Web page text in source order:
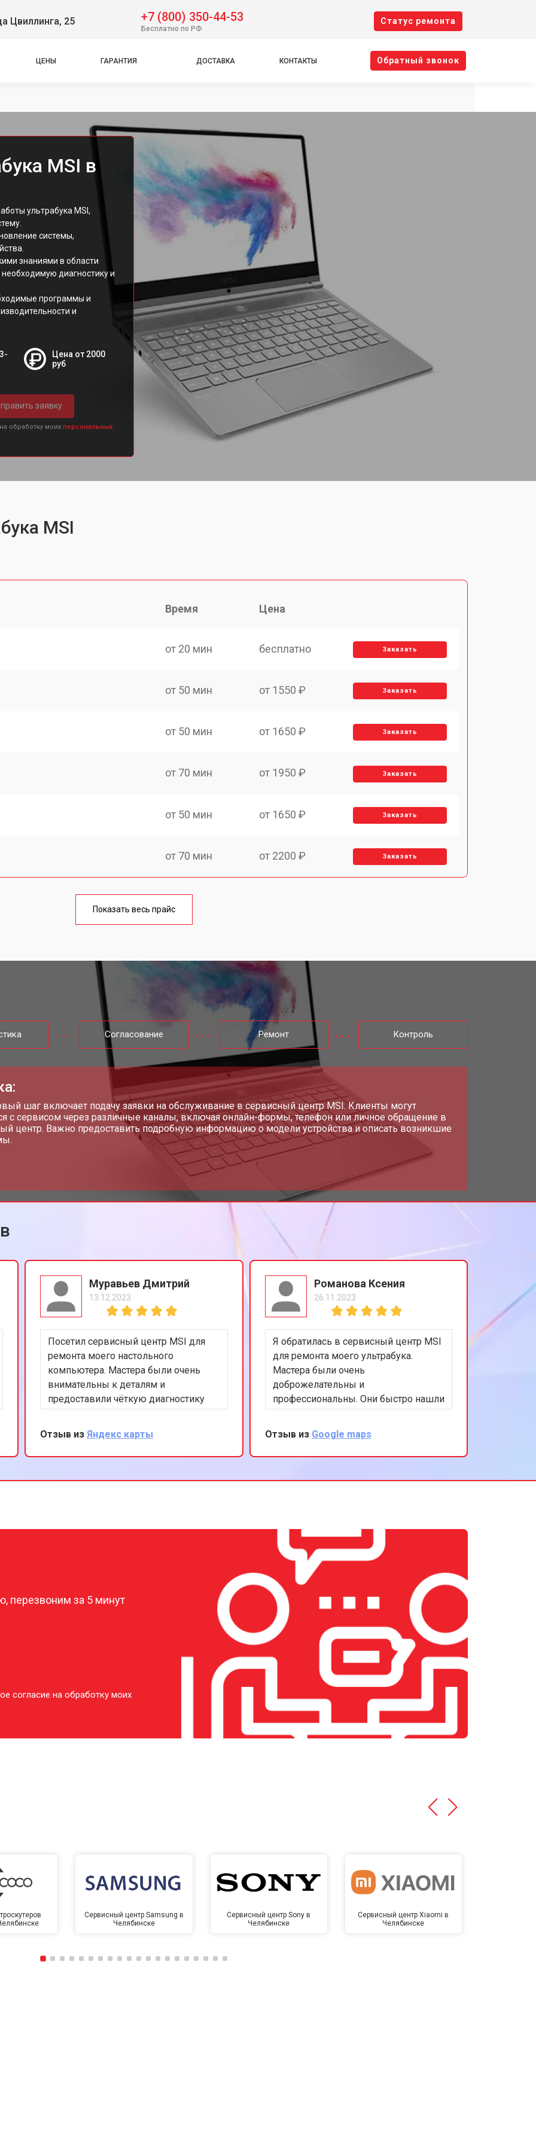
Цвиллинга, 25 +7 (800) 350-44-53
Бесплатно по РФ
Cтатус ремонта
ЦЕНЫ ГАРАНТИЯ ДОСТАВКА КОНТАКТЫ Oбратный звонок
MSI в
ультрабука MSI,
системы,
знаниями в области
диагностику и
программы и
и
Цена от 2000
руб
заявку
обработку моих персональных
MSI
Время Цена
от 20 мин бесплатно Заказать
от 50 мин от 1550 ₽ Заказать
от 50 мин от 1650 ₽ Заказать
от 70 мин от 1950 ₽ Заказать
от 50 мин от 1650 ₽ Заказать
от 70 мин от 2200 ₽ Заказать
от 60 мин
от 50 мин от 1550 ₽
от 60 мин от 1350 ₽ Заказать
от 40 мин от 1350 ₽
от 70 мин от 1950 ₽ Заказать
от 50 мин от 1950 ₽
от 1750 ₽
от 60 мин от 2750 ₽ Заказать
от 60 мин от 1450 ₽ Заказать
Показать весь прайс
Согласование Ремонт Контроль
шаг включает подачу заявки на обслуживание в сервисный центр MSI. Клиенты могут
с сервисом через различные каналы, включая онлайн-формы, телефон или личное обращение в
центр. Важно предоставить подробную информацию о модели устройства и описать возникшие
Муравьев Дмитрий
13.12.2023
Посетил сервисный центр MSI для
ремонта моего настольного
компьютера. Мастера были очень
внимательны к деталям и
предоставили чёткую диагностику
проблемы. Ремонт был выполнен
эффективно, и теперь мой ПК
работает как новый. Я доволен
качеством услуг и обязательно буду
друзьям.
Отзыв изЯндекс карты
Романова Ксения
26.11.2023
Я обратилась в сервисный центр MSI
для ремонта моего ультрабука.
Мастера были очень
доброжелательны и
профессиональны. Они быстро нашли
и устранили проблему, а также
предоставили полезные советы по
уходу за устройством. Я очень
довольна результатом и качеством
помощь и поддержку!
Отзыв из Google maps
перезвоним за 5 минут
согласие на обработку моих
Сервисный центр Samsung в
Челябинске
Сервисный центр Sony в
Челябинске
Сервисный центр Xiaomi в
Челябинске